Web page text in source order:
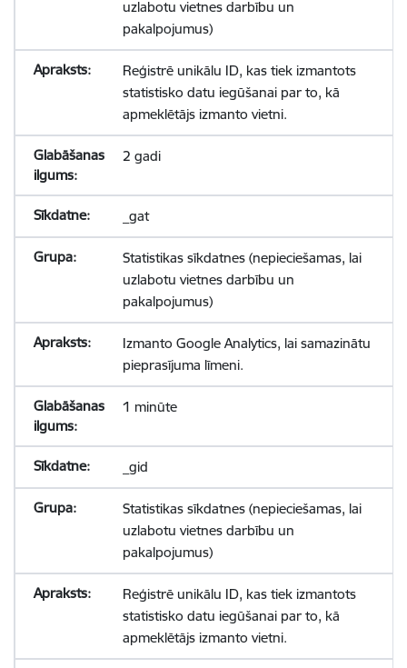
uzlabotu vietnes darbību un
pakalpojumus)
Reģistrē unikālu ID, kas tiek izmantots
statistisko datu iegūšanai par to, kā
apmeklētājs izmanto vietni.
2 gadi
_gat
Statistikas sīkdatnes (nepieciešamas, lai
uzlabotu vietnes darbību un
pakalpojumus)
Izmanto Google Analytics, lai samazinātu
pieprasījuma līmeni.
1 minūte
_gid
Statistikas sīkdatnes (nepieciešamas, lai
uzlabotu vietnes darbību un
pakalpojumus)
Reģistrē unikālu ID, kas tiek izmantots
statistisko datu iegūšanai par to, kā
apmeklētājs izmanto vietni.